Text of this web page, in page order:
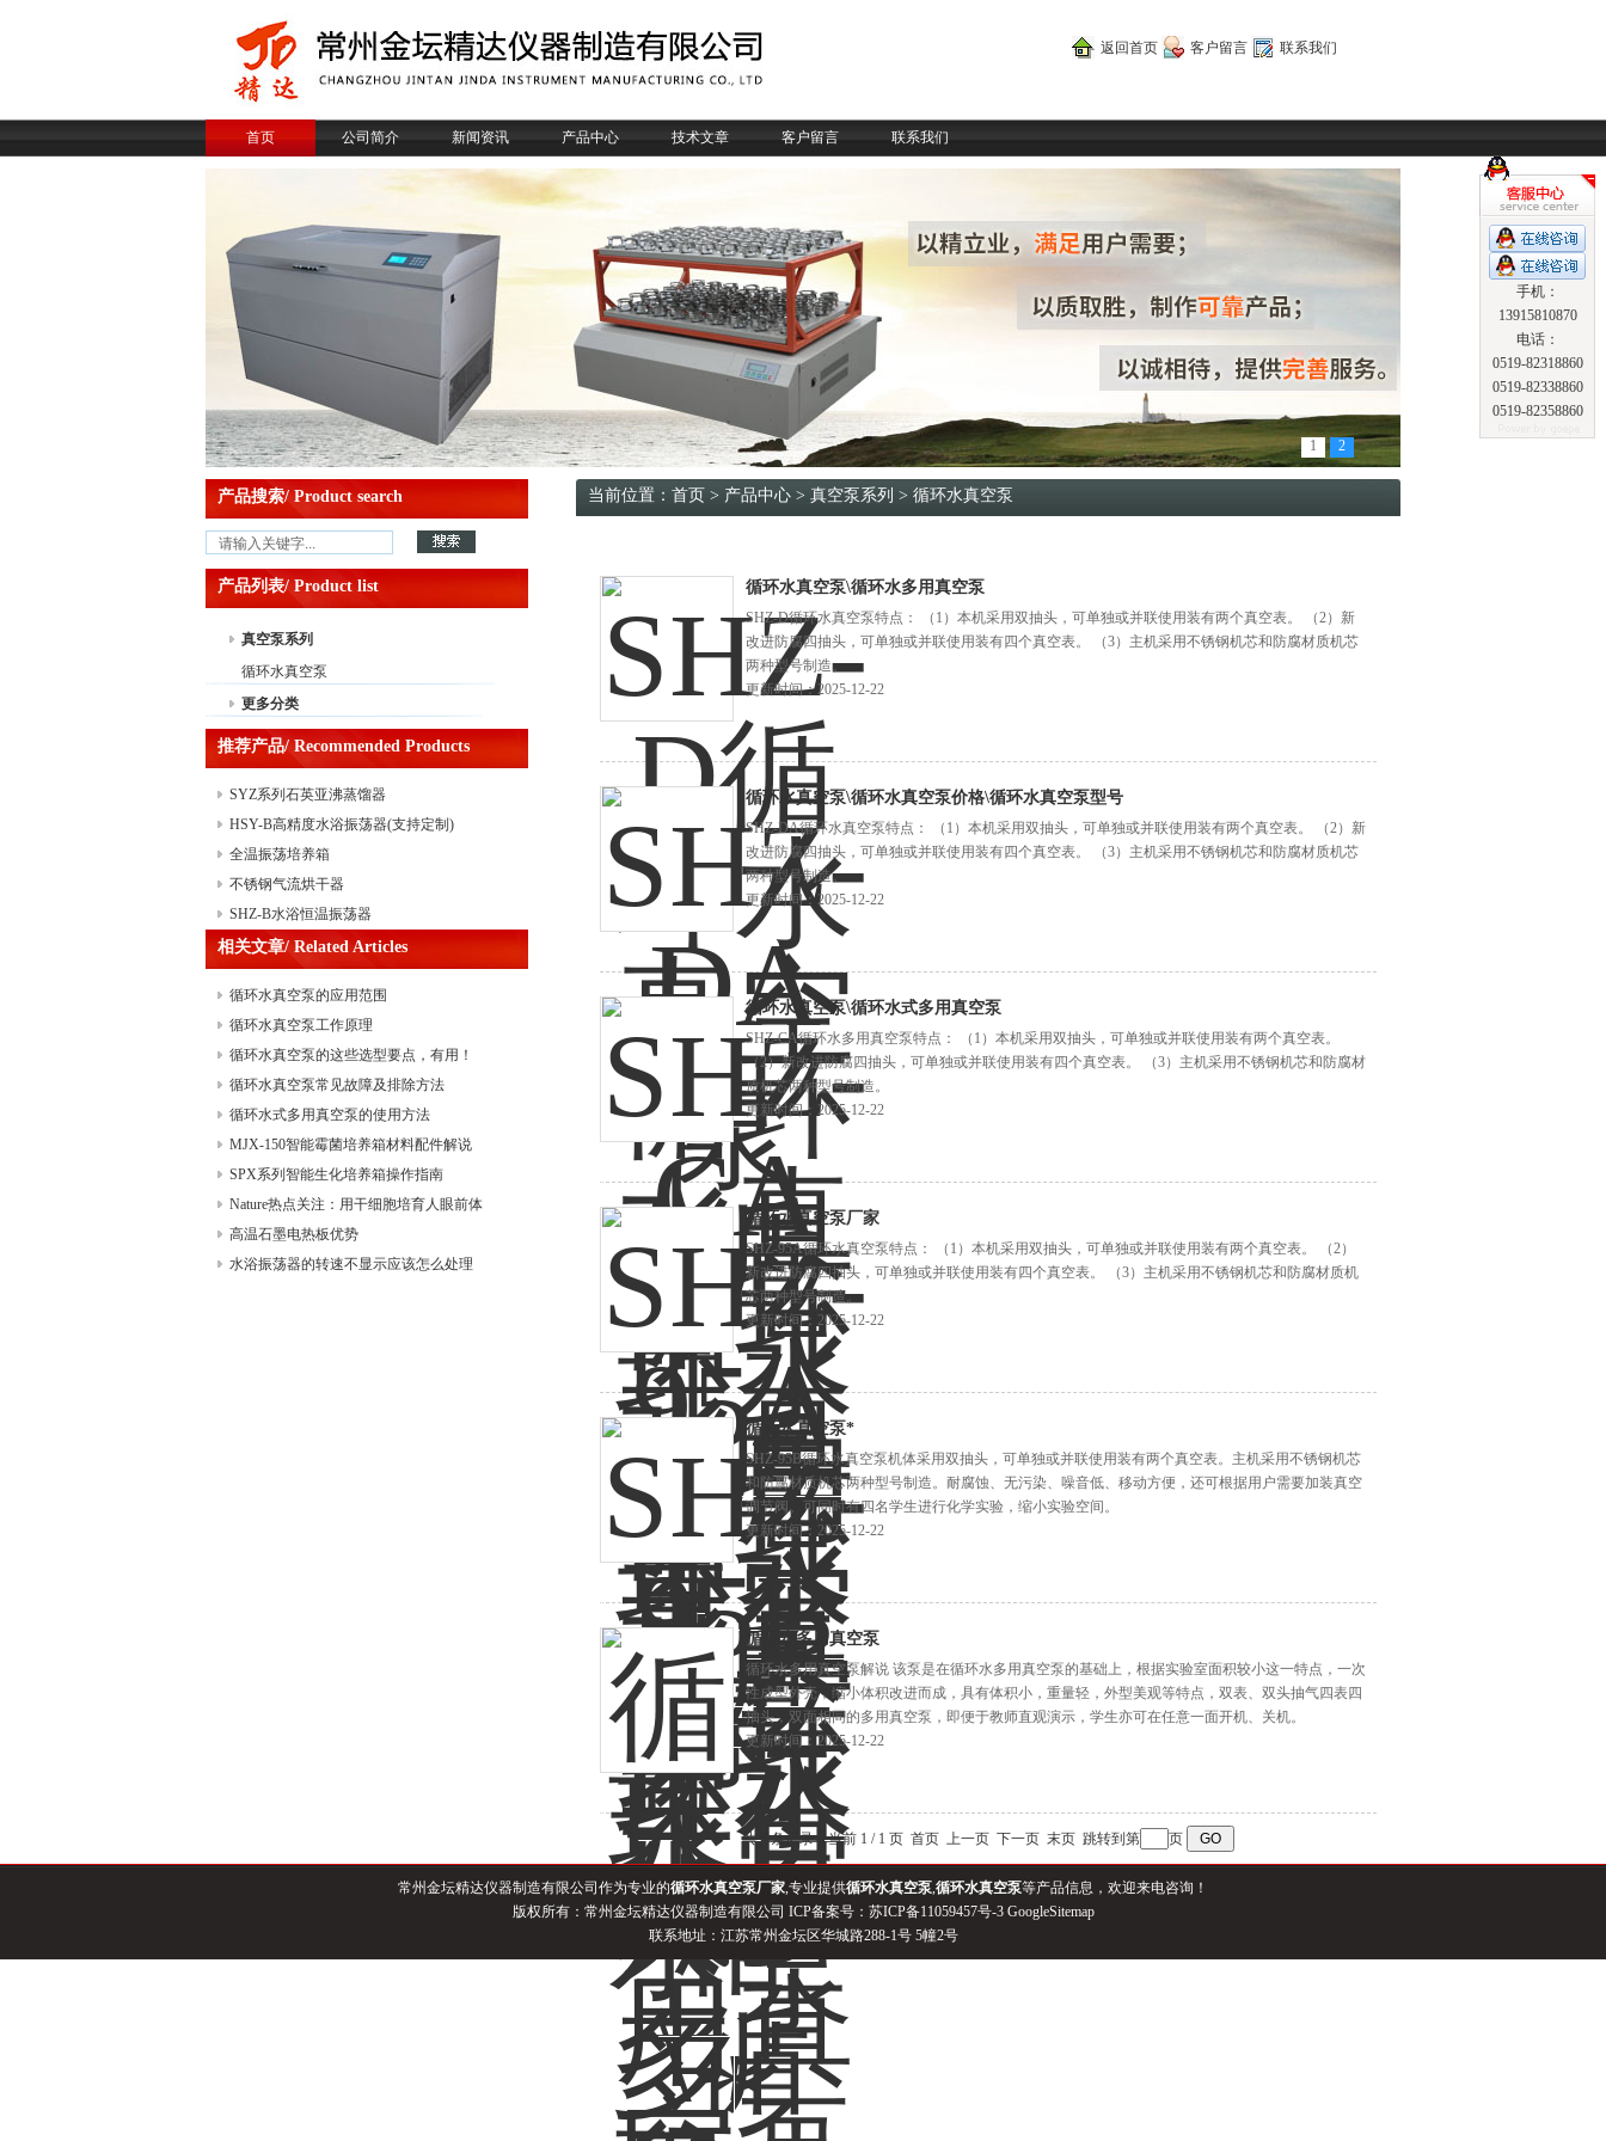
返回首页 客户留言 联系我们
首页 公司简介 新闻资讯 产品中心 技术文章 客户留言 联系我们
1 2
手机：
13915810870
电话：
0519-82318860
0519-82338860
0519-82358860
产品搜索/ Product search
产品列表/ Product list
真空泵系列
循环水真空泵
更多分类
推荐产品/ Recommended Products
SYZ系列石英亚沸蒸馏器
HSY-B高精度水浴振荡器(支持定制)
全温振荡培养箱
不锈钢气流烘干器
SHZ-B水浴恒温振荡器
相关文章/ Related Articles
循环水真空泵的应用范围
循环水真空泵工作原理
循环水真空泵的这些选型要点，有用！
循环水真空泵常见故障及排除方法
循环水式多用真空泵的使用方法
MJX-150智能霉菌培养箱材料配件解说
SPX系列智能生化培养箱操作指南
Nature热点关注：用干细胞培育人眼前体
高温石墨电热板优势
水浴振荡器的转速不显示应该怎么处理
当前位置： 首页 > 产品中心 > 真空泵系列 > 循环水真空泵
循环水真空泵\循环水多用真空泵
SHZ-D循环水真空泵特点： （1）本机采用双抽头，可单独或并联使用装有两个真空表。 （2）新
改进防腐四抽头，可单独或并联使用装有四个真空表。 （3）主机采用不锈钢机芯和防腐材质机芯
两种型号制造。
更新时间：2025-12-22
循环水真空泵\循环水真空泵价格\循环水真空泵型号
SHZ-DA循环水真空泵特点： （1）本机采用双抽头，可单独或并联使用装有两个真空表。 （2）新
改进防腐四抽头，可单独或并联使用装有四个真空表。 （3）主机采用不锈钢机芯和防腐材质机芯
两种型号制造。
更新时间：2025-12-22
循环水真空泵\循环水式多用真空泵
SHZ-CA循环水多用真空泵特点： （1）本机采用双抽头，可单独或并联使用装有两个真空表。
（2）新改进防腐四抽头，可单独或并联使用装有四个真空表。 （3）主机采用不锈钢机芯和防腐材
质机芯两种型号制造。
更新时间：2025-12-22
循环水真空泵厂家
SHZ-95A循环水真空泵特点： （1）本机采用双抽头，可单独或并联使用装有两个真空表。 （2）
新改进防腐四抽头，可单独或并联使用装有四个真空表。 （3）主机采用不锈钢机芯和防腐材质机
芯两种型号制造。
更新时间：2025-12-22
循环水真空泵*
SHZ-95B循环水真空泵机体采用双抽头，可单独或并联使用装有两个真空表。主机采用不锈钢机芯
和防腐材质机芯两种型号制造。耐腐蚀、无污染、噪音低、移动方便，还可根据用户需要加装真空
调节阀。可同时有四名学生进行化学实验，缩小实验空间。
更新时间：2025-12-22
循环水多用真空泵
循环水多用真空泵解说 该泵是在循环水多用真空泵的基础上，根据实验室面积较小这一特点，一次
性成型外壳，缩小体积改进而成，具有体积小，重量轻，外型美观等特点，双表、双头抽气四表四
抽头，双面相同的多用真空泵，即便于教师直观演示，学生亦可在任意一面开机、关机。
更新时间：2025-12-22
共 6 条记录，当前 1 / 1 页 首页 上一页 下一页 末页 跳转到第 页
常州金坛精达仪器制造有限公司作为专业的循环水真空泵厂家,专业提供循环水真空泵,循环水真空泵等产品信息，欢迎来电咨询！
版权所有：常州金坛精达仪器制造有限公司 ICP备案号： 苏ICP备11059457号-3 GoogleSitemap
联系地址：江苏常州金坛区华城路288-1号 5幢2号